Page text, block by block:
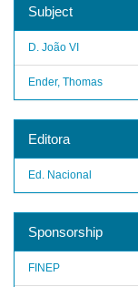
Subject
D. João VI
Ender, Thomas
Editora
Ed. Nacional
Sponsorship
FINEP